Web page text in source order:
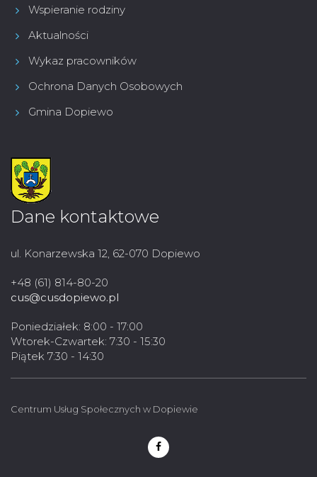
Wspieranie rodziny
Aktualności
Wykaz pracowników
Ochrona Danych Osobowych
Gmina Dopiewo
Dane kontaktowe
ul. Konarzewska 12, 62-070 Dopiewo
+48 (61) 814-80-20
cus@cusdopiewo.pl
Poniedziałek: 8:00 - 17:00
Wtorek-Czwartek: 7:30 - 15:30
Piątek 7:30 - 14:30
Centrum Usług Społecznych w Dopiewie